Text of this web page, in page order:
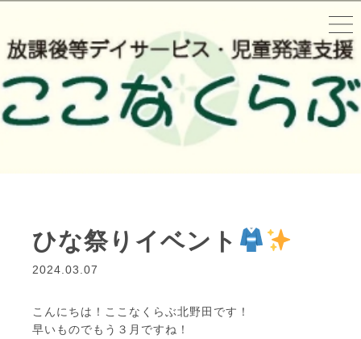
ひな祭りイベント
2024.03.07
こんにちは！ここなくらぶ北野田です！
早いものでもう３月ですね！